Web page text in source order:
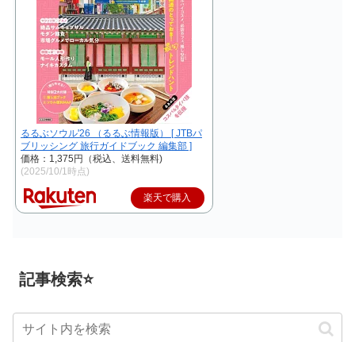
るるぶソウル'26 （るるぶ情報版） [ JTBパ
ブリッシング 旅行ガイドブック 編集部 ]
価格：1,375円（税込、送料無料)
(2025/10/1時点)
楽天で購入
記事検索⭐